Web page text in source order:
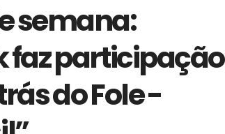
semana:
faz participação
do Fole -